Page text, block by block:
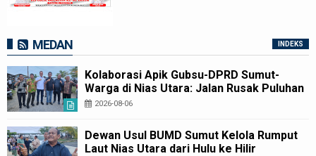
MEDAN INDEKS
Kolaborasi Apik Gubsu-DPRD Sumut-
Warga di Nias Utara: Jalan Rusak Puluhan
Tahun Akhirnya Diperbaiki
2026-08-06
Dewan Usul BUMD Sumut Kelola Rumput
Laut Nias Utara dari Hulu ke Hilir